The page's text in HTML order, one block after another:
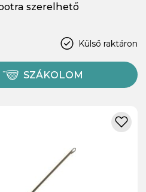
szerelhető
Külső raktáron
SZÁKOLOM